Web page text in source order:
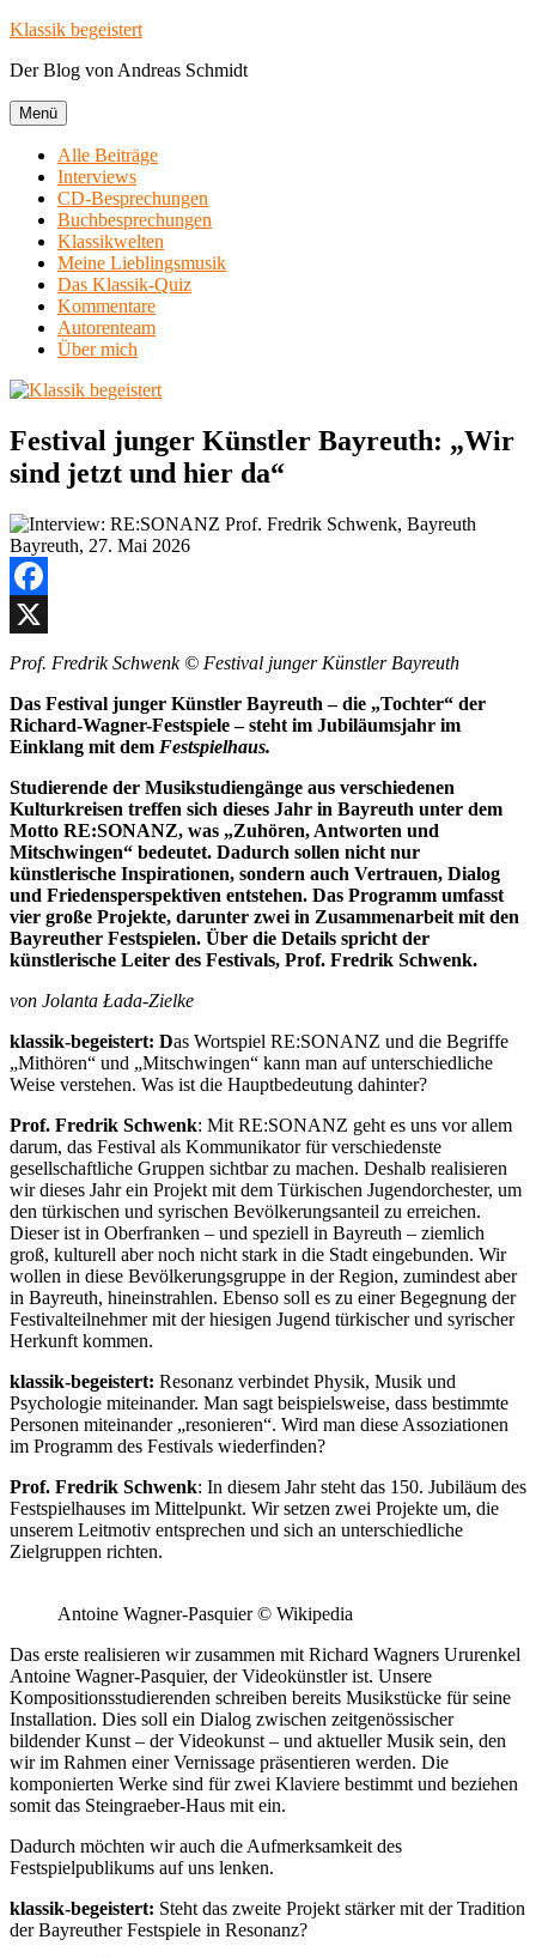
Zum
springen
Klassik begeistert
Der Blog von Andreas Schmidt
Menü
Alle Beiträge
Interviews
CD-Besprechungen
Buchbesprechungen
Klassikwelten
Meine Lieblingsmusik
Das Klassik-Quiz
Kommentare
Autorenteam
Über mich
Festival junger Künstler Bayreuth: „Wir
sind jetzt und hier da“
Facebook
X
Prof. Fredrik Schwenk © Festival junger Künstler Bayreuth
Das Festival junger Künstler Bayreuth – die „Tochter“ der
Richard-Wagner-Festspiele – steht im Jubiläumsjahr im
Einklang mit dem Festspielhaus.
Studierende der Musikstudiengänge aus verschiedenen
Kulturkreisen treffen sich dieses Jahr in Bayreuth unter dem
Motto RE:SONANZ, was „Zuhören, Antworten und
Mitschwingen“ bedeutet. Dadurch sollen nicht nur
künstlerische Inspirationen, sondern auch Vertrauen, Dialog
und Friedensperspektiven entstehen. Das Programm umfasst
vier große Projekte, darunter zwei in Zusammenarbeit mit den
Bayreuther Festspielen. Über die Details spricht der
künstlerische Leiter des Festivals, Prof. Fredrik Schwenk.
von Jolanta Łada-Zielke
klassik-begeistert: Das Wortspiel RE:SONANZ und die Begriffe
„Mithören“ und „Mitschwingen“ kann man auf unterschiedliche
Weise verstehen. Was ist die Hauptbedeutung dahinter?
Prof. Fredrik Schwenk: Mit RE:SONANZ geht es uns vor allem
darum, das Festival als Kommunikator für verschiedenste
gesellschaftliche Gruppen sichtbar zu machen. Deshalb realisieren
wir dieses Jahr ein Projekt mit dem Türkischen Jugendorchester, um
den türkischen und syrischen Bevölkerungsanteil zu erreichen.
Dieser ist in Oberfranken – und speziell in Bayreuth – ziemlich
groß, kulturell aber noch nicht stark in die Stadt eingebunden. Wir
wollen in diese Bevölkerungsgruppe in der Region, zumindest aber
in Bayreuth, hineinstrahlen. Ebenso soll es zu einer Begegnung der
Festivalteilnehmer mit der hiesigen Jugend türkischer und syrischer
Herkunft kommen.
klassik-begeistert: Resonanz verbindet Physik, Musik und
Psychologie miteinander. Man sagt beispielsweise, dass bestimmte
Personen miteinander „resonieren“. Wird man diese Assoziationen
im Programm des Festivals wiederfinden?
Prof. Fredrik Schwenk: In diesem Jahr steht das 150. Jubiläum des
Festspielhauses im Mittelpunkt. Wir setzen zwei Projekte um, die
unserem Leitmotiv entsprechen und sich an unterschiedliche
Zielgruppen richten.
Antoine Wagner-Pasquier © Wikipedia
Das erste realisieren wir zusammen mit Richard Wagners Ururenkel
Antoine Wagner-Pasquier, der Videokünstler ist. Unsere
Kompositionsstudierenden schreiben bereits Musikstücke für seine
Installation. Dies soll ein Dialog zwischen zeitgenössischer
bildender Kunst – der Videokunst – und aktueller Musik sein, den
wir im Rahmen einer Vernissage präsentieren werden. Die
komponierten Werke sind für zwei Klaviere bestimmt und beziehen
somit das Steingraeber-Haus mit ein.
Dadurch möchten wir auch die Aufmerksamkeit des
Festspielpublikums auf uns lenken.
klassik-begeistert: Steht das zweite Projekt stärker mit der Tradition
der Bayreuther Festspiele in Resonanz?